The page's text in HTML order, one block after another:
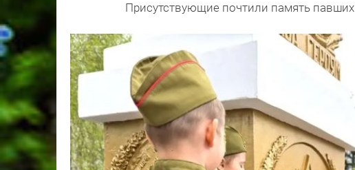
Присутствующие почтили память